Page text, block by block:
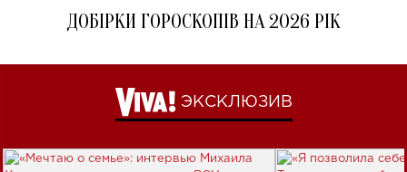
ДОБІРКИ ГОРОСКОПІВ НА 2026 РІК
ЭКСКЛЮЗИВ